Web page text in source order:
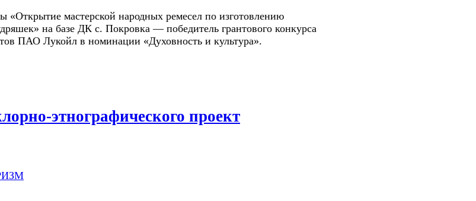
«Открытие мастерской народных ремесел по изготовлению
на базе ДК с. Покровка — победитель грантового конкурса
ПАО Лукойл в номинации «Духовность и культура».
этнографического проект